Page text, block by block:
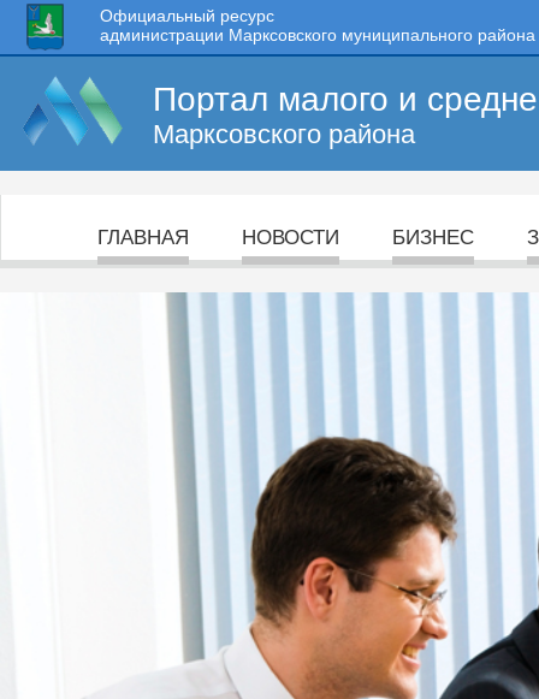
Официальный ресурс
администрации Марксовского муниципального района
Портал малого и
Марксовского района
ГЛАВНАЯ НОВОСТИ БИЗНЕС